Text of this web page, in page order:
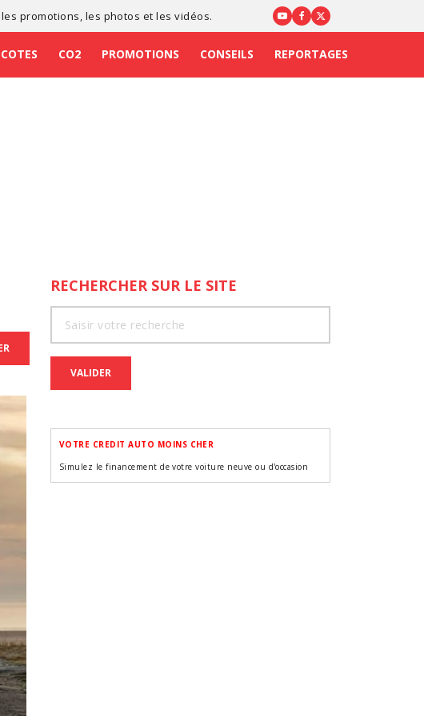
, les promotions , les photos et les vidéos.
COTES CO2 PROMOTIONS CONSEILS REPORTAGES
RECHERCHER SUR LE SITE
VALIDER
VOTRE CREDIT AUTO MOINS CHER
Simulez le financement de votre voiture neuve ou d'occasion